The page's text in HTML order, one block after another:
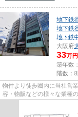
地下鉄
地下鉄
地下鉄
大阪府
33万円
築年数
階数：
物件より徒歩圏内に当社営
容・物販などの様々な業種
尚、弊社ではおとり広告は